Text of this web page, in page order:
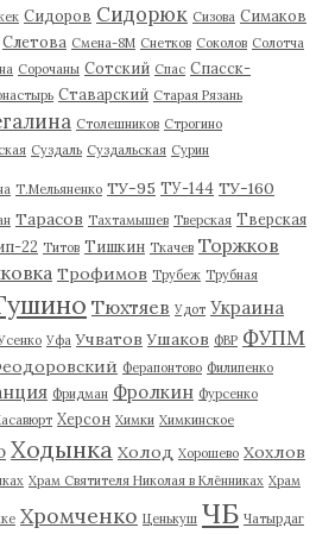
Сидоров Сидорюк Сизова Симаков
Слетова Смена-8М Снетков Соколов Солотча
Сорочаны Сотский Спас Спасск-
Ставарский Старая Рязань
Столешников Строгино
Суздаль Суздальская Сурин
Т.Мельяненко ТУ-95 ТУ-144 ТУ-160
Тарасов Тахтамышев Тверская Тверская
22 Титов Тишкин Ткачев Торжков
Трофимов Трубеж Трубная
Тюхтяев Удот Украина
Уфа Учватов Ушаков ФВР ФУПМ
Ферапонтово Филипенко
Фридман Фролкин Фурсенко
Херсон Химки Химкинское
Ходынка Холод Хорошево Хохлов
Храм Святителя Николая в Клённиках Храм
Хромченко Ценькуш ЧБ Чатырдаг